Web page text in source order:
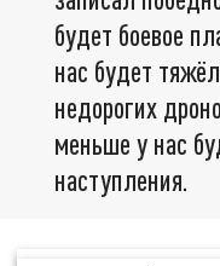
будет боевое
нас будет
недорогих
меньше у нас
наступления.